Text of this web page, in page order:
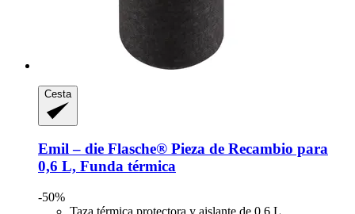
Cesta
Emil – die Flasche® Pieza de Recambio para
0,6 L, Funda térmica
-50%
Taza térmica protectora y aislante de 0,6 L